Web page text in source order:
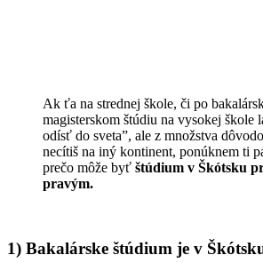
Ak ťa na strednej škole, či po
magisterskom štúdiu na vysokej škole
odísť do sveta”, ale z množstva
necítiš na iný kontinent, ponúknem ti
prečo môže byť štúdium v Škótsku
pravým.
1) Bakalárske štúdium je v